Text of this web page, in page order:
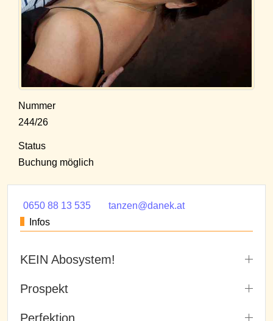
Nummer
244/26
Status
Buchung möglich
0650 88 13 535
tanzen@danek.at
Infos
KEIN Abosystem!
Prospekt
Perfektion